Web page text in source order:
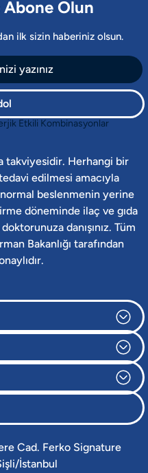
Olun
ilk sizin haberiniz olsun.
takviyesidir. Herhangi bir
edilmesi amacıyla
beslenmenin yerine
döneminde ilaç ve gıda
danışınız. Tüm
Bakanlığı tarafından
Cad. Ferko Signature
İstanbul